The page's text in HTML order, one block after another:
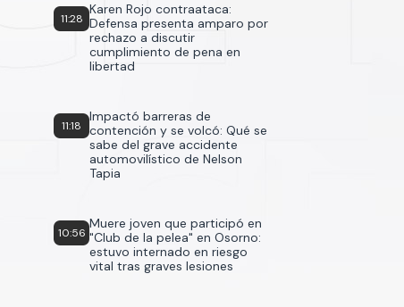
11:28
Karen Rojo contraataca:
Defensa presenta amparo por
rechazo a discutir
cumplimiento de pena en
libertad
11:18
Impactó barreras de
contención y se volcó: Qué se
sabe del grave accidente
automovilístico de Nelson
Tapia
10:56
Muere joven que participó en
"Club de la pelea" en Osorno:
estuvo internado en riesgo
vital tras graves lesiones